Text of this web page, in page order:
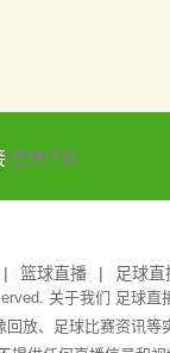
足球直播
篮球直播 足球直
关于我们 足球直
放、足球比赛资讯